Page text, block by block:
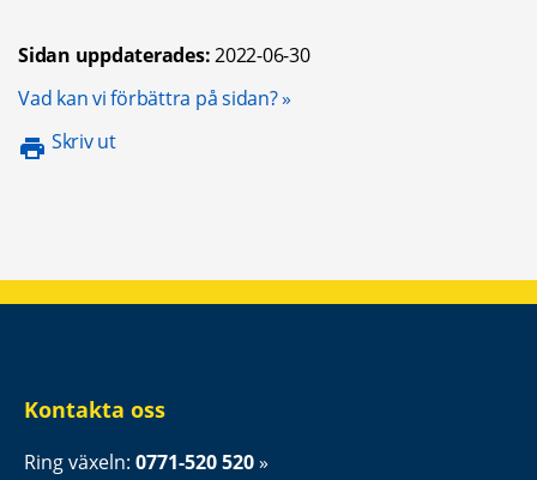
Sidan uppdaterades:2022-06-30
Vad kan vi förbättra på sidan?Öppnas i nytt fönster.
Skriv ut
Kontakta oss
Ring växeln: 0771-520 520